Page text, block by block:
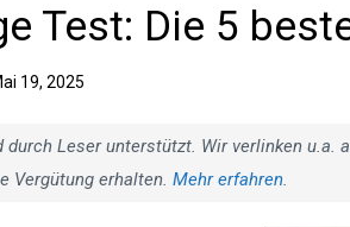
Test: Die 5
19, 2025
durch Leser unterstützt. Wir verlinken u.a.
Vergütung erhalten. Mehr erfahren.